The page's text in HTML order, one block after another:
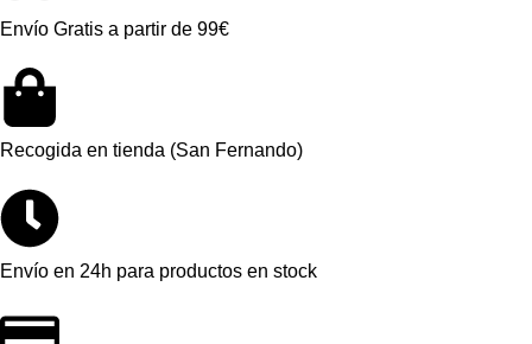
Envío Gratis a partir de 99€
Recogida en tienda (San Fernando)
Envío en 24h para productos en stock